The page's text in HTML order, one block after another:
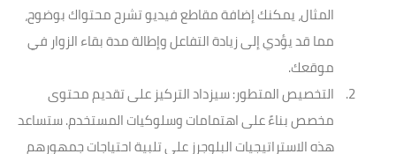
المثال، يمكنك إضافة مقاطع فيديو تشرح محتواك بوضوح،
مما قد يؤدي إلى زيادة التفاعل وإطالة مدة بقاء الزوار في
موقعك.
التخصيص المتطور: سيزداد التركيز على تقديم محتوى
مخصص بناءً على اهتمامات وسلوكيات المستخدم. ستساعد
هذه الاستراتيجيات البلوجرز على تلبية احتياجات جمهورهم